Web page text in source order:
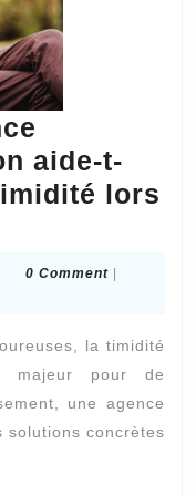
aide-t-
lors
0 Comment |
la timidité
majeur pour de
une agence
solutions concrètes